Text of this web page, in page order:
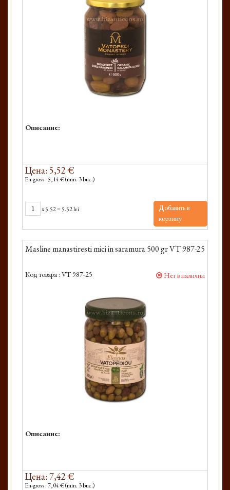
Описание:
Цена: 5,52 €
En-gross : 5,14 € (min. 3 buc.)
x5.52= 5.52 lei
Добавить в
корзину
Masline manastiresti mici in saramura 500 gr VT 987-25
Код товара : VT 987-25 Нет в наличии
Описание:
Цена: 7,42 €
En-gross : 7,04 € (min. 3 buc.)